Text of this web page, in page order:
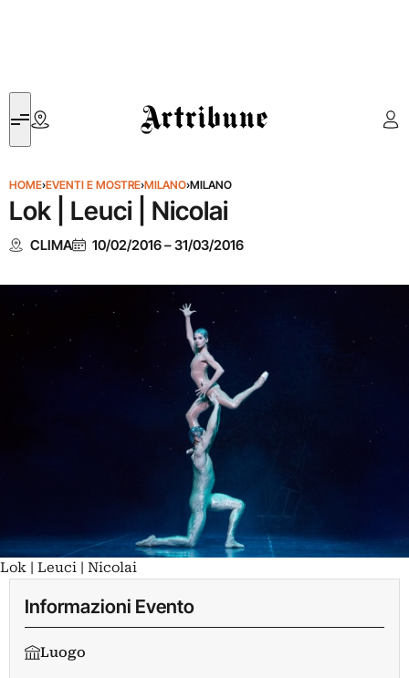
Artribune
HOME›EVENTI E MOSTRE›MILANO›MILANO
Lok | Leuci | Nicolai
CLIMA 10/02/2016–31/03/2016
Lok | Leuci | Nicolai
Informazioni Evento
Luogo